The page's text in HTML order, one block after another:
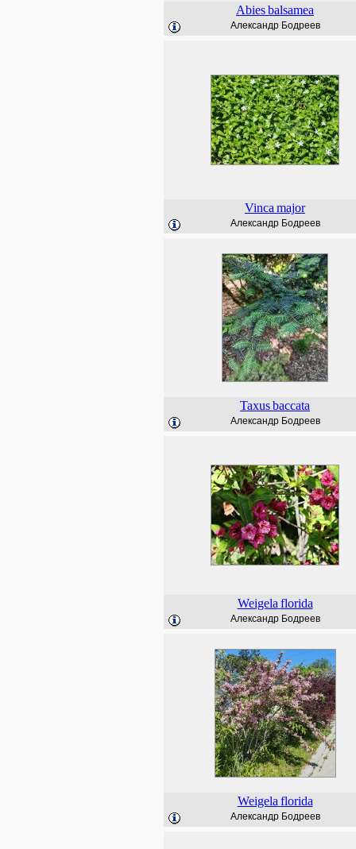
Abiesbalsamea
Александр Бодреев
Vinca major
Александр Бодреев
Taxusbaccata
Александр Бодреев
Weigela florida
Александр Бодреев
Weigela florida
Александр Бодреев